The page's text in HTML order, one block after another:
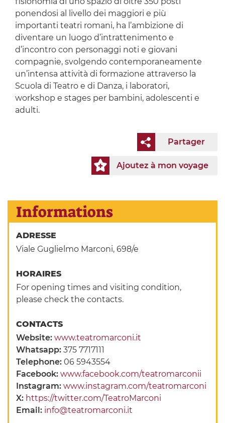
ponendosi al livello dei maggiori e più
importanti teatri romani, ha l’ambizione di
diventare un luogo d’intrattenimento e
d’incontro con personaggi noti e giovani
compagnie, svolgendo contemporaneamente
un’intensa attività di formazione attraverso la
Scuola di Teatro e di Danza, i laboratori,
workshop e stages per bambini, adolescenti e
adulti.
Partager
Ajoutez à mon voyage
Informations
ADRESSE
Viale Guglielmo Marconi, 698/e
HORAIRES
For opening times and visiting condition,
please check the contacts.
CONTACTS
Website:www.teatromarconi.it
Whatsapp:375 7717111
Telephone:06 5943554
Facebook:www.facebook.com/teatromarconii
Instagram:www.instagram.com/teatromarconi
X: https://twitter.com/TeatroMarconi
Email: info@teatromarconi.it